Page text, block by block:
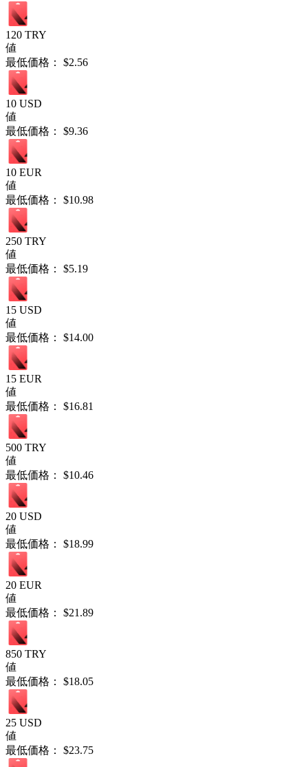
120 TRY
値
最低価格：
$2.56
10 USD
値
最低価格：
$9.36
10 EUR
値
最低価格：
$10.98
250 TRY
値
最低価格：
$5.19
15 USD
値
最低価格：
$14.00
15 EUR
値
最低価格：
$16.81
500 TRY
値
最低価格：
$10.46
20 USD
値
最低価格：
$18.99
20 EUR
値
最低価格：
$21.89
850 TRY
値
最低価格：
$18.05
25 USD
値
最低価格：
$23.75